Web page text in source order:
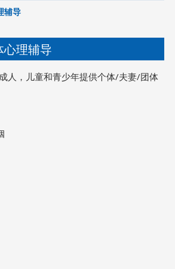
辅导
理辅导
人，儿童和青少年提供个体/夫妻/团体